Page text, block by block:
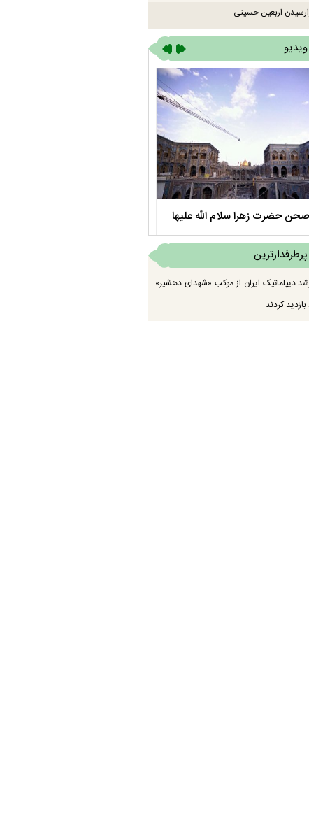
اربعین حسینی
ویدیو
حضرت زهرا سلام الله علیها
پرطرفدارترین
دیپلماتیک ایران از موکب «شهدای دهشیر»
کردند